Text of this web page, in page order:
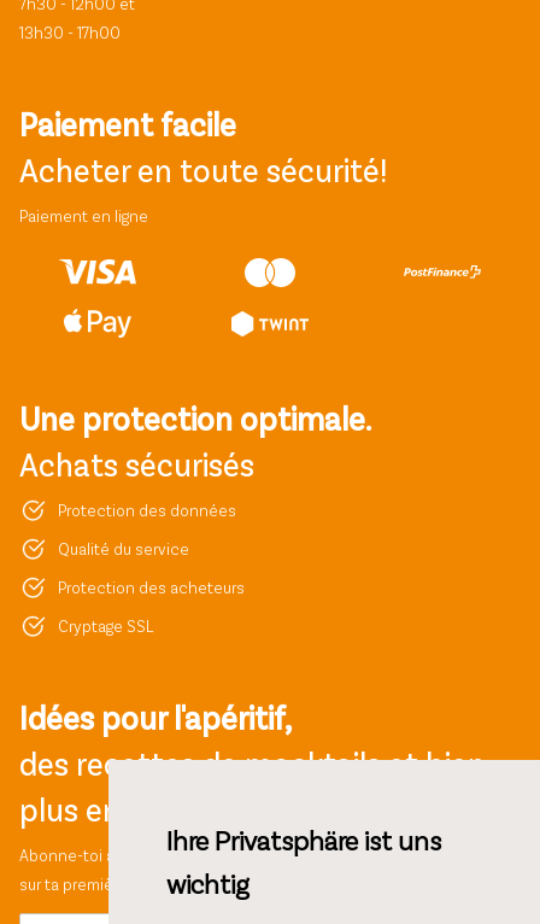
Ihre Privatsphäre ist uns
wichtig
13h30 - 17h00
Paiement facile
Acheter en toute sécurité!
Paiement en ligne
Une protection optimale.
Achats sécurisés
Protection des données
Qualité du service
Protection des acheteurs
Cryptage SSL
Idées pour l'apéritif,
des recettes de mocktails et bien
plus encore !
Abonne-toi à notre newsletter et bénéficie d'une réduction de 10%
sur ta première commande.